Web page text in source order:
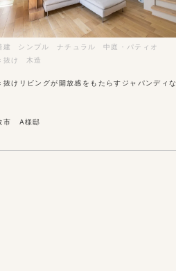
建 シンプル ナチュラル
中庭・パティオ
抜け
木造
抜けリビングが開放感をもたらすジャパンディな
市 A様邸